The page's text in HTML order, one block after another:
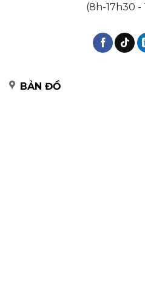
(8h-17h30 -
BẢN ĐỒ